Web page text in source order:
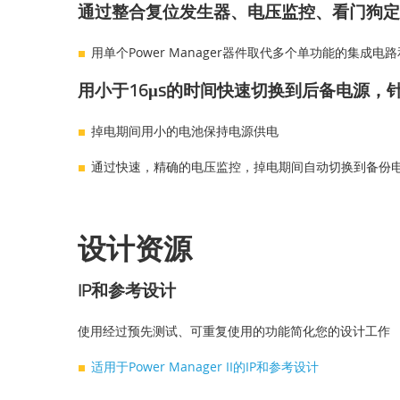
通过整合复位发生器、电压监控、看门狗
用单个Power Manager器件取代多个单功能的集成电
用小于16μs的时间快速切换到后备电源，
掉电期间用小的电池保持电源供电
通过快速，精确的电压监控，掉电期间自动切换到备份
设计资源
IP和参考设计
使用经过预先测试、可重复使用的功能简化您的设计工作
适用于Power Manager II的IP和参考设计